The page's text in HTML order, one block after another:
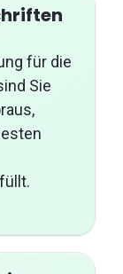
für die
Sie